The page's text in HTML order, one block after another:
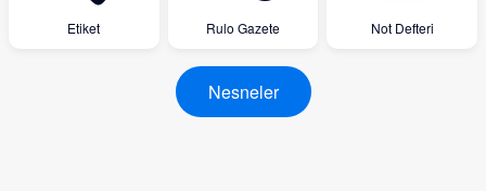
Etiket Rulo Gazete Not Defteri
Nesneler